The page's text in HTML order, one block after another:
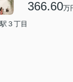
３丁目
366.60万